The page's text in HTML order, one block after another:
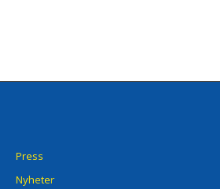
Press
Nyheter